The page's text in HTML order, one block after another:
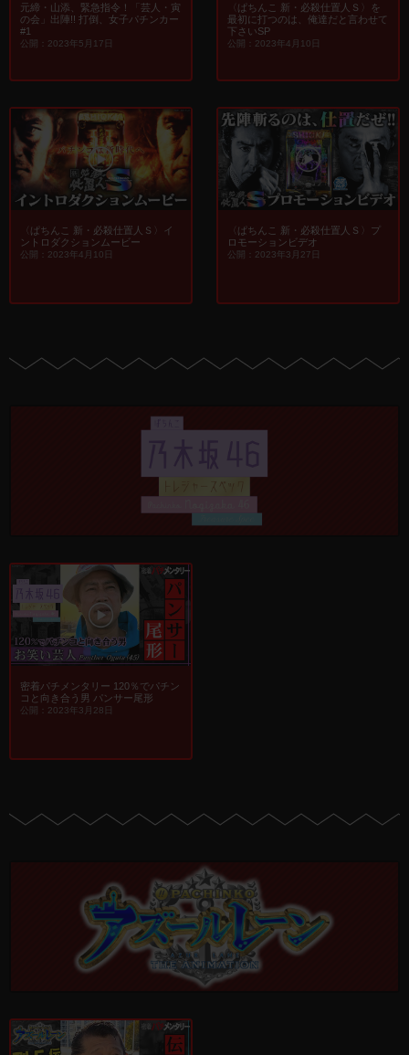
元締・山添、緊急指令！「芸人・寅
の会」出陣!! 打倒、女子パチンカー
#1
公開：2023年5月17日
〈ぱちんこ 新・必殺仕置人Ｓ〉を
最初に打つのは、俺達だと言わせて
下さいSP
公開：2023年4月10日
〈ぱちんこ 新・必殺仕置人Ｓ〉イ
ントロダクションムービー
公開：2023年4月10日
〈ぱちんこ 新・必殺仕置人Ｓ〉プ
ロモーションビデオ
公開：2023年3月27日
密着パチメンタリー 120％でパチン
コと向き合う男 パンサー尾形
公開：2023年3月28日